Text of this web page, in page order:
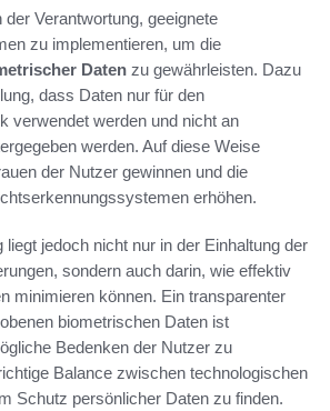
Verantwortung, geeignete
zu implementieren, um die
Daten zu gewährleisten. Dazu
dass Daten nur für den
verwendet werden und nicht an
werden. Auf diese Weise
der Nutzer gewinnen und die
erhöhen.
liegt jedoch nicht nur in der Einhaltung der
sondern auch darin, wie effektiv
minimieren können. Ein transparenter
biometrischen Daten ist
Bedenken der Nutzer zu
Balance zwischen technologischen
Schutz persönlicher Daten zu finden.